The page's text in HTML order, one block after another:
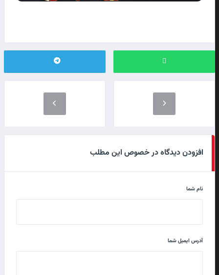
افزودن دیدگاه در خصوص این مطلب
نام شما
آدرس ایمیل شما